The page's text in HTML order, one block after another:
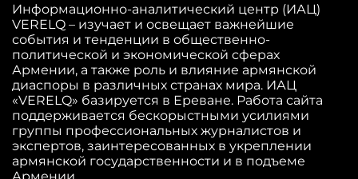
Информационно-аналитический центр (ИАЦ)
VERELQ – изучает и освещает важнейшие
события и тенденции в общественно-
политической и экономической сферах
Армении, а также роль и влияние армянской
диаспоры в различных странах мира. ИАЦ
«VERELQ» базируется в Ереване. Работа сайта
поддерживается бескорыстными усилиями
группы профессиональных журналистов и
экспертов, заинтересованных в укреплении
армянской государственности и в подъеме